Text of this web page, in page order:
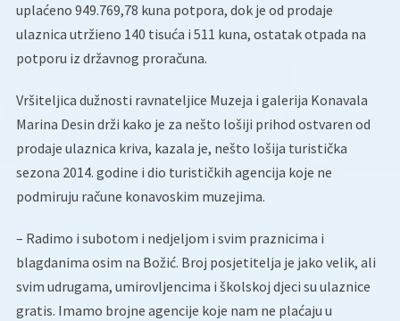
uplaćeno 949.769,78 kuna potpora, dok je od prodaje
ulaznica utržieno 140 tisuća i 511 kuna, ostatak otpada na
potporu iz državnog proračuna.
Vršiteljica dužnosti ravnateljice Muzeja i galerija Konavala
Marina Desin drži kako je za nešto lošiji prihod ostvaren od
prodaje ulaznica kriva, kazala je, nešto lošija turistička
sezona 2014. godine i dio turističkih agencija koje ne
podmiruju račune konavoskim muzejima.
– Radimo i subotom i nedjeljom i svim praznicima i
blagdanima osim na Božić. Broj posjetitelja je jako velik, ali
svim udrugama, umirovljencima i školskoj djeci su ulaznice
gratis. Imamo brojne agencije koje nam ne plaćaju u